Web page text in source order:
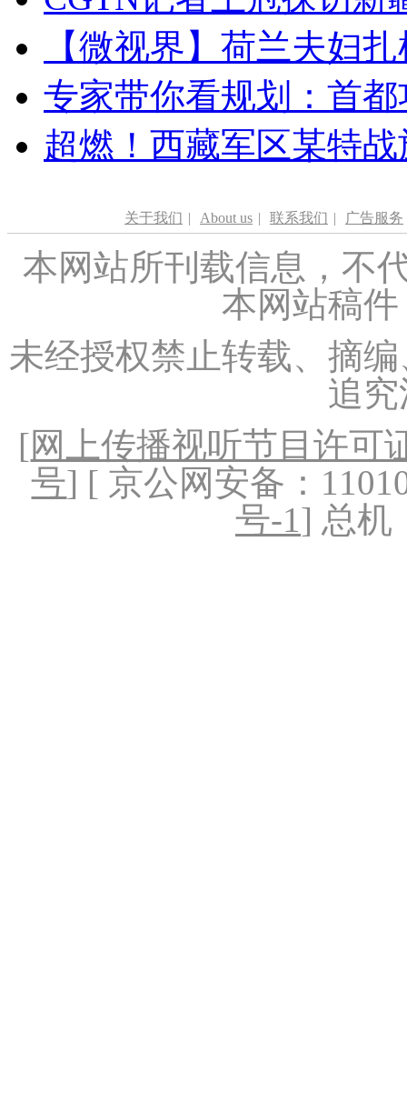
【微视界】荷兰夫妇
专家带你看规划：首
超燃！西藏军区某特
关于我们 | About us | 联系我们 | 广告服务
本网站所刊载信息，不
本网站稿
未经授权禁止转载、摘
追
[网上传播视听节目许可
号] [ 京公网安备：
号-1] 总机